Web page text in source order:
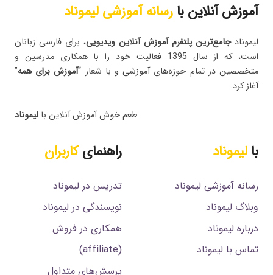
آموزش آنلاین بارسانه آموزشی لیموناد
لیمونادجامع‌ترین پلتفرم‌ آموزش آنلاین ویدیویی، برای فارسی زبانان
است، که از سال 1395 فعالیت خود را با همکاری مدرسین و
متخصصین در تمام حوزه‌های آموزشی و با شعار “آموزش برای همه”
آغاز کرد.
طعم خوش آموزش آنلاین با لیموناد
بالیموناد
رسانه آموزشی لیموناد
وبلاگ لیموناد
درباره لیموناد
تماس با لیموناد
راهنمایکاربران
تدریس در لیموناد
نویسندگی در لیموناد
همکاری در فروش
(affiliate)
پرسش‌های متداول